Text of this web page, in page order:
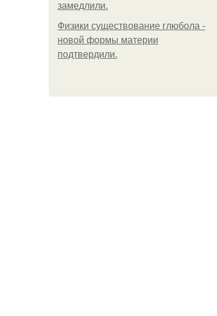
замедлили.
Физики существование глюбола -
новой формы материи
подтвердили.